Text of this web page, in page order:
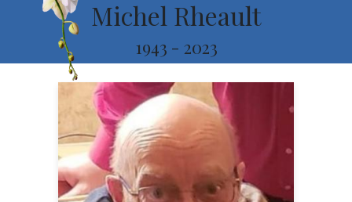
Michel Rheault
1943 - 2023